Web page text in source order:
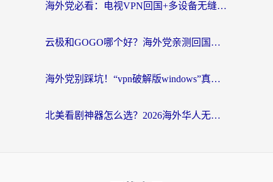
海外党必看：电视VPN回国+多设备无缝访问国内资源的实用指南
云极和GOGO哪个好？海外党亲测回国加速器选择指南（附iOS免费&Windows VPN实用技巧）
海外党别踩坑！“vpn破解版windows”真的能用？教你选对回国加速器无缝刷国内资源
北美看剧神器怎么选？2026海外华人无缝访问国内资源全攻略